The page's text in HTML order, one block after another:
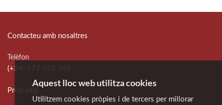
Contacteu amb nosaltres
Telèfon
(+34) 977 558 746
Pregunt@
Aquest lloc web utilitza cookies
Utilitzem cookies pròpies i de tercers per millorar